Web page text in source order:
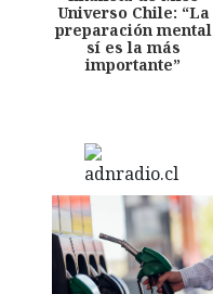
Universo Chile: “La
preparación mental
sí es la más
importante”